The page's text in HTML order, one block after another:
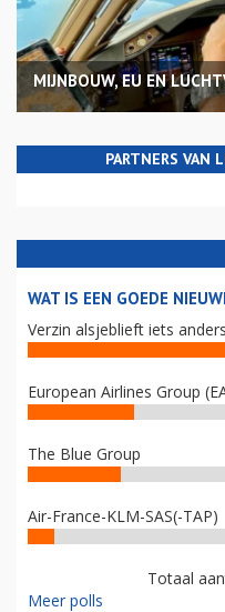
MIJNBOUW, EU EN
PARTNERS VAN
WAT IS EEN GOEDE
Verzin alsjeblieft iets anders
European Airlines Group
The Blue Group
Air-France-KLM-SAS(-TAP)
Totaal
Meer polls